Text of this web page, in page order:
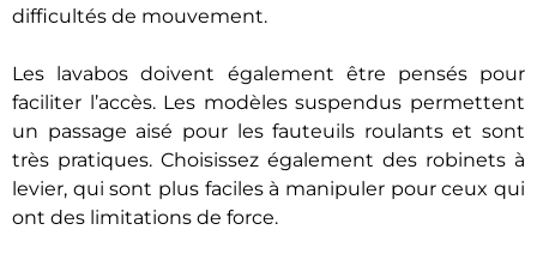
difficultés de mouvement.
Les lavabos doivent également être pensés pour
faciliter l’accès. Les modèles suspendus permettent
un passage aisé pour les fauteuils roulants et sont
très pratiques. Choisissez également des robinets à
levier, qui sont plus faciles à manipuler pour ceux qui
ont des limitations de force.